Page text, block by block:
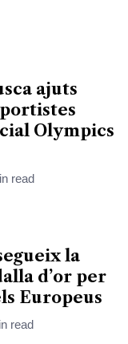
ajuts
Olympics
read
la
d’or per
Europeus
read